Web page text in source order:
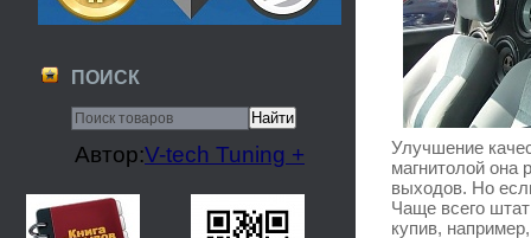
ПОИСК
Автор:V-tech Tuning +
Улучшение
магнитолой она
выходов. Но
Чаще всего
купив,